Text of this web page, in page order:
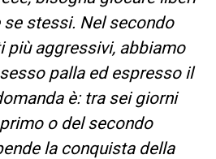
stessi. Nel secondo
più aggressivi, abbiamo
palla ed espresso il
è: tra sei giorni
o del secondo
la conquista della